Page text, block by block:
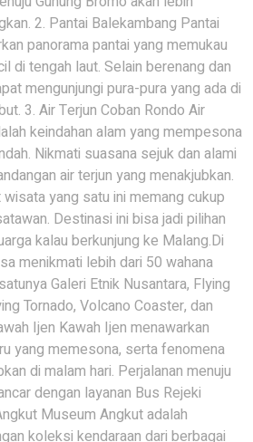
2. Pantai Balekambang Pantai
panorama pantai yang memukau
di tengah laut. Selain berenang dan
mengunjungi pura-pura yang ada di
3. Air Terjun Coban Rondo Air
keindahan alam yang mempesona
Nikmati suasana sejuk dan alami
air terjun yang menakjubkan.
yang satu ini memang cukup
Destinasi ini bisa jadi pilihan
kalau berkunjung ke Malang.Di
menikmati lebih dari 50 wahana
Galeri Etnik Nusantara, Flying
Tornado, Volcano Coaster, dan
Ijen Kawah Ijen menawarkan
yang memesona, serta fenomena
di malam hari. Perjalanan menuju
dengan layanan Bus Rejeki
Museum Angkut adalah
koleksi kendaraan dari berbagai